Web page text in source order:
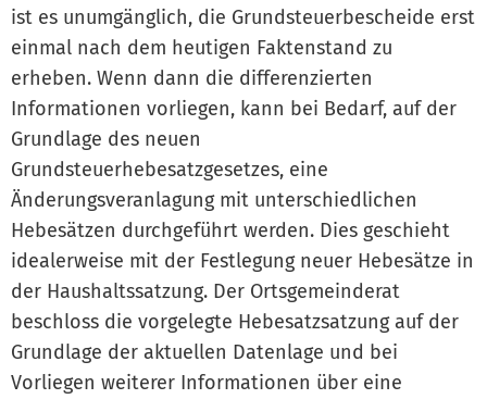
ist es unumgänglich, die Grundsteuerbescheide erst
einmal nach dem heutigen Faktenstand zu
erheben. Wenn dann die differenzierten
Informationen vorliegen, kann bei Bedarf, auf der
Grundlage des neuen
Grundsteuerhebesatzgesetzes, eine
Änderungsveranlagung mit unterschiedlichen
Hebesätzen durchgeführt werden. Dies geschieht
idealerweise mit der Festlegung neuer Hebesätze in
der Haushaltssatzung. Der Ortsgemeinderat
beschloss die vorgelegte Hebesatzsatzung auf der
Grundlage der aktuellen Datenlage und bei
Vorliegen weiterer Informationen über eine